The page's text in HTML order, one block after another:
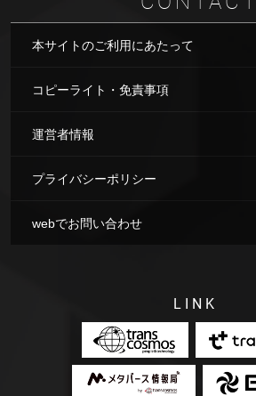
本サイトのご利用にあたって
コピーライト・免責事項
運営者情報
プライバシーポリシー
webでお問い合わせ
LINK